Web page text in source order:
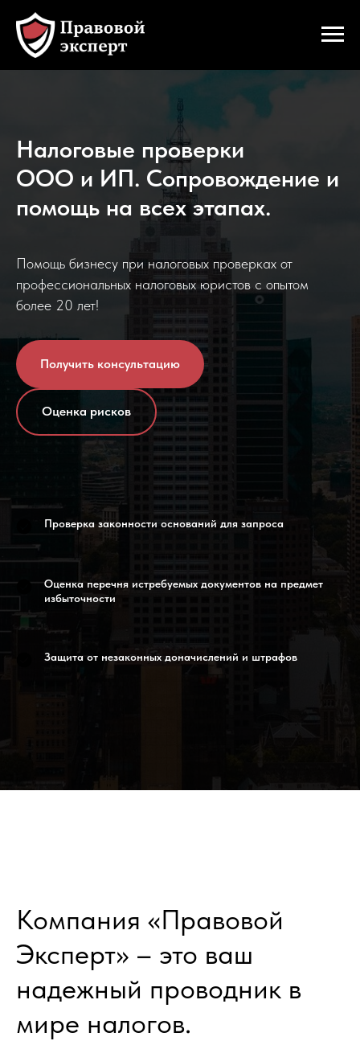
Налоговые проверки
ООО и ИП. Сопровождение и
помощь на всех этапах.
Помощь бизнесу при налоговых проверках от
профессиональных налоговых юристов с опытом
более 20 лет!
Получить консультацию
Оценка рисков
Проверка законности оснований для запроса
Оценка перечня истребуемых документов на предмет
избыточности
Защита от незаконных доначислений и штрафов
Компания «Правовой
Эксперт» – это ваш
надежный проводник в
мире налогов.